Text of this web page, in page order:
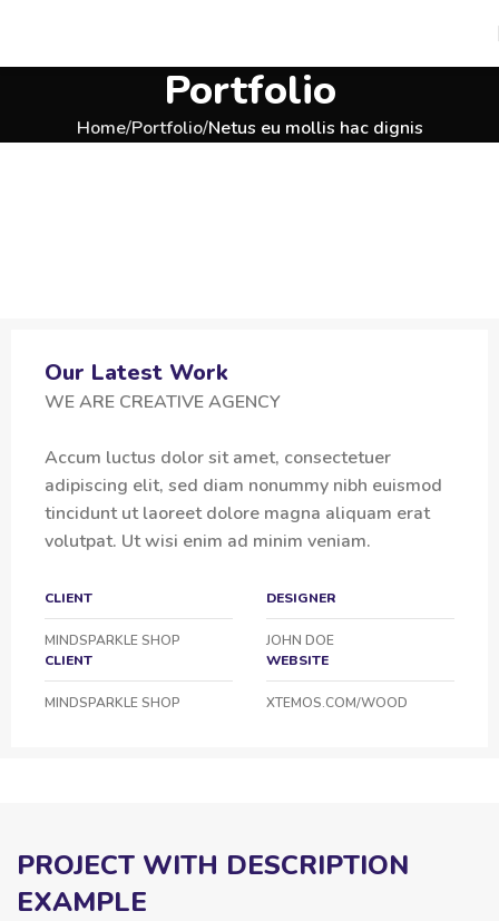
Portfolio
Home Portfolio Netus eu mollis hac dignis
Our Latest Work
WE ARE CREATIVE AGENCY
Accum luctus dolor sit amet, consectetuer
adipiscing elit, sed diam nonummy nibh euismod
tincidunt ut laoreet dolore magna aliquam erat
volutpat. Ut wisi enim ad minim veniam.
CLIENT
MINDSPARKLE SHOP
DESIGNER
JOHN DOE
CLIENT
MINDSPARKLE SHOP
WEBSITE
XTEMOS.COM/WOOD
PROJECT WITH DESCRIPTION
EXAMPLE